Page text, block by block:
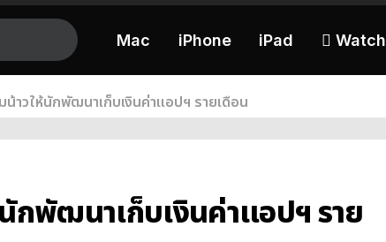
Mac iPhone iPad  Watch
าวให้นักพัฒนาเก็บเงินค่าแอปฯ รายเดือน
กพัฒนาเก็บเงินค่าแอปฯ ราย